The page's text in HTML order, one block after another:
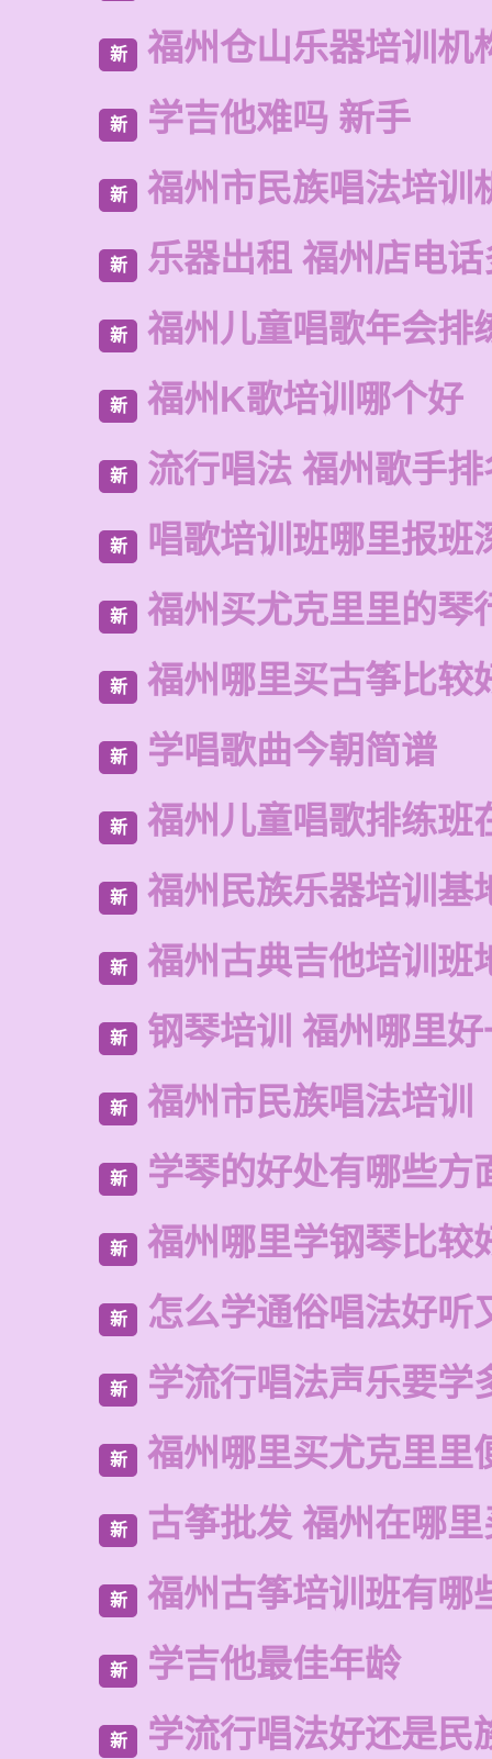
新 福州仓山乐器培训机
新 学吉他难吗 新手
新 福州市民族唱法培训
新 乐器出租 福州店电
新 福州儿童唱歌年会排
新 福州K歌培训哪个好
新 流行唱法 福州歌手排
新 唱歌培训班哪里报班
新 福州买尤克里里的琴
新 福州哪里买古筝比较
新 学唱歌曲今朝简谱
新 福州儿童唱歌排练班
新 福州民族乐器培训基
新 福州古典吉他培训班
新 钢琴培训 福州哪里
新 福州市民族唱法培训
新 学琴的好处有哪些方
新 福州哪里学钢琴比较
新 怎么学通俗唱法好听
新 学流行唱法声乐要学
新 福州哪里买尤克里里
新 古筝批发 福州在哪
新 福州古筝培训班有哪
新 学吉他最佳年龄
新 学流行唱法好还是民